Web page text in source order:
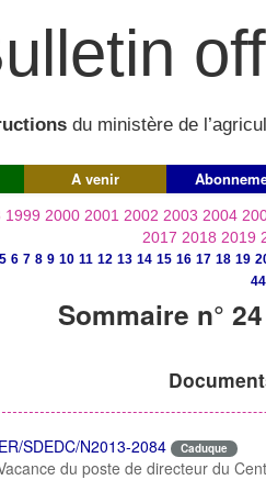
du ministère de
A venir
1999 2000 2001 2002 2003 2004
2017 2018 2019
5 6 7 8 9 10 11 12 13 14 15 16 17 18 19
44
Sommaire n°
SDEDC/N2013-2084
Caduque
du poste de directeur du